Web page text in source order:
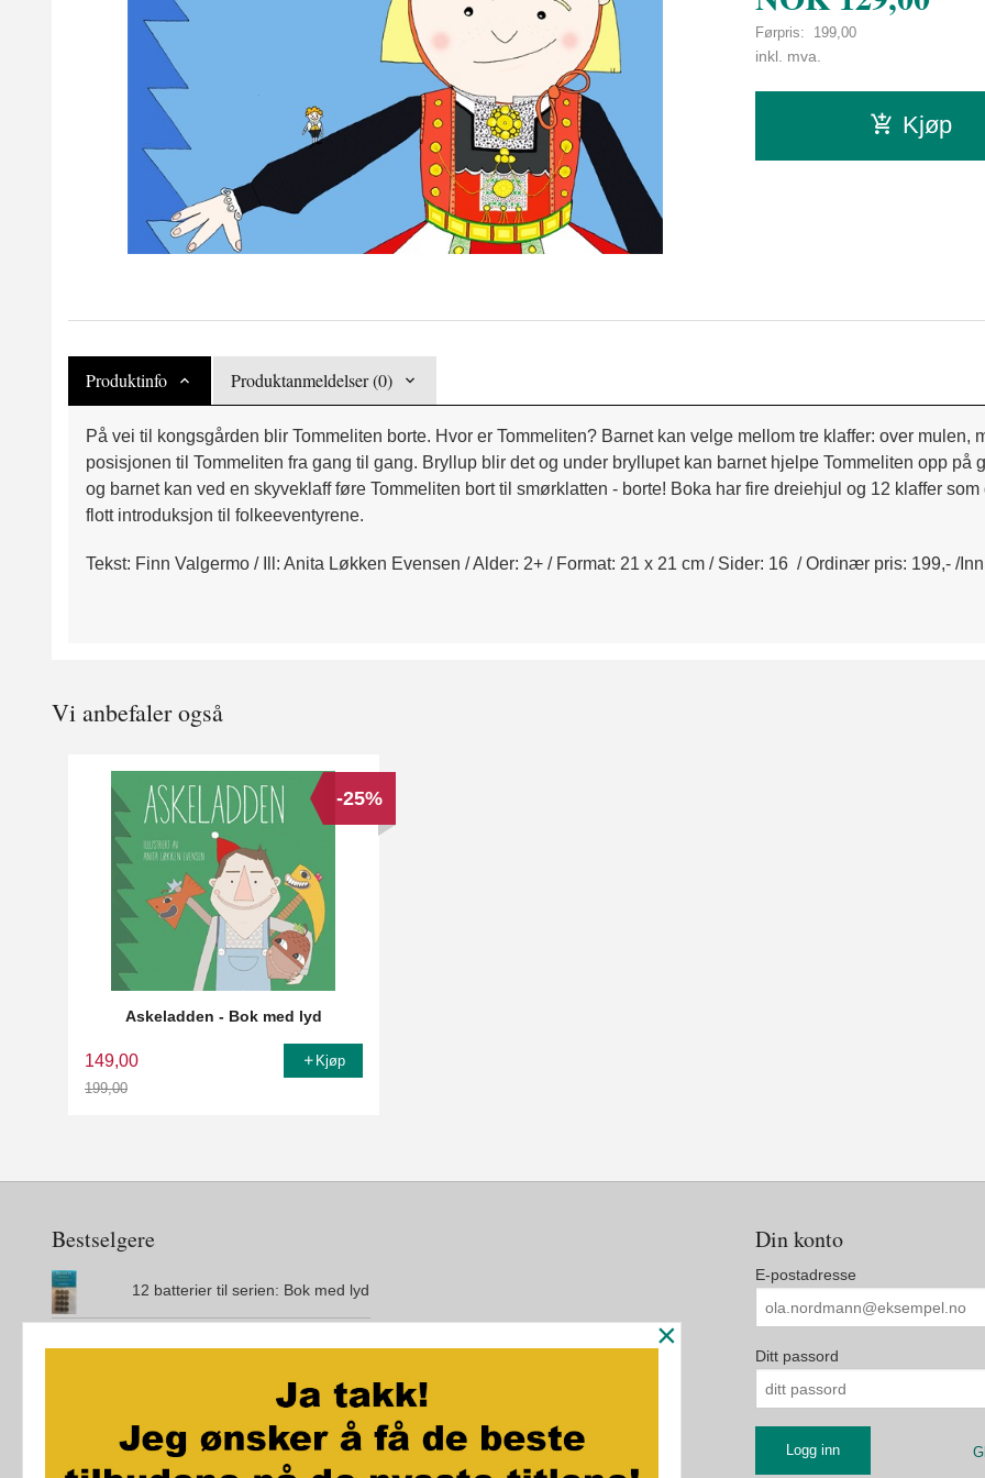
Førpris: 199,00
Rabatt
inkl. mva.
Kjøp
Produktinfo Produktanmeldelser (0)
På vei til kongsgården blir Tommeliten borte. Hvor er Tommeliten? Barnet kan velge mellom tre klaffer: over
posisjonen til Tommeliten fra gang til gang. Bryllup blir det og under bryllupet kan barnet hjelpe Tommeliten opp
og barnet kan ved en skyveklaff føre Tommeliten bort til smørklatten - borte! Boka har fire dreiehjul og 12 klaffer
flott introduksjon til folkeeventyrene.
Tekst: Finn Valgermo / Ill: Anita Løkken Evensen / Alder: 2+ / Format: 21 x 21 cm / Sider: 16 / Ordinær pris: 199,- /
Vi anbefaler også
Askeladden - Bok med lyd
149,00
199,00
-25%
Kjøp
Bestselgere
12 batterier til serien: Bok med lyd
Den magiske øya
City Maze - London - Brettspill
Jo vil ikke bæsje på do
Din konto
E-postadresse
Ditt passord
×